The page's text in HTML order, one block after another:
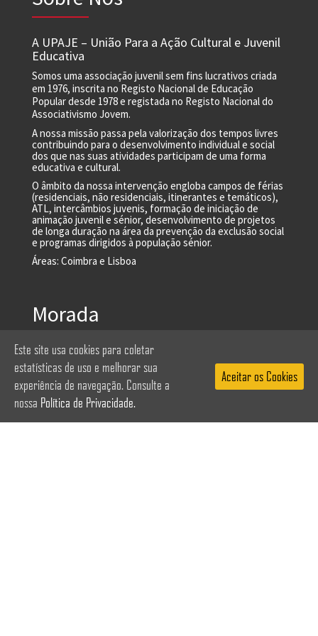
A UPAJE – União Para a Ação Cultural e Juvenil
Educativa
Somos uma associação juvenil sem fins lucrativos criada
em 1976, inscrita no Registo Nacional de Educação
Popular desde 1978 e registada no Registo Nacional do
Associativismo Jovem.
A nossa missão passa pela valorização dos tempos livres
contribuindo para o desenvolvimento individual e social
dos que nas suas atividades participam de uma forma
educativa e cultural.
O âmbito da nossa intervenção engloba campos de férias
(residenciais, não residenciais, itinerantes e temáticos),
ATL, intercâmbios juvenis, formação de iniciação de
animação juvenil e sénior, desenvolvimento de projetos
de longa duração na área da prevenção da exclusão social
e programas dirigidos à população sénior.
Áreas: Coimbra e Lisboa
Morada
Rua Vasco Santana 12, Loja D | 2625-
629 Odivelas
Contactos
Este site usa cookies para coletar
estatísticas de uso e melhorar sua
experiência de navegação. Consulte a
nossa Política de Privacidade.
Aceitar os Cookies